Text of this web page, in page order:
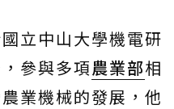
立中山大學機電研
參與多項農業部相
業機械的發展，他